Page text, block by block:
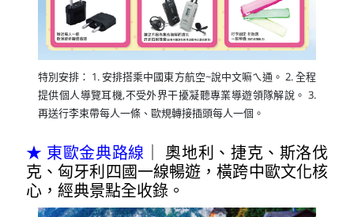
特別安排： 1. 安排搭乘中國東方航空~說中文嘛ㄟ通。 2. 全程
提供個人導覽耳機,不受外界干擾凝聽專業導遊領隊解說。 3.
再送行李束帶每人一條、歐規轉接插頭每人一個。
★ 東歐金典路線 ｜ 奧地利、捷克、斯洛伐
克、匈牙利四國一線暢遊，橫跨中歐文化核
心，經典景點全收錄。